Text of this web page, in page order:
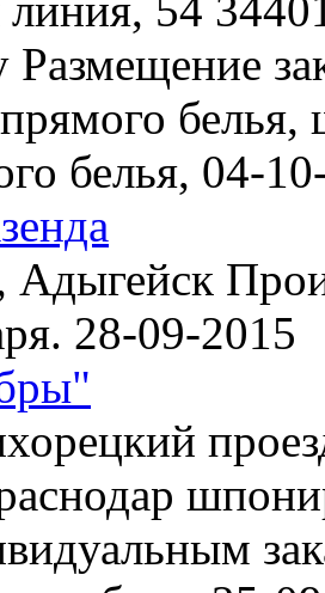
Размещение
белья, 04-
Адыгейск
28-09-2015